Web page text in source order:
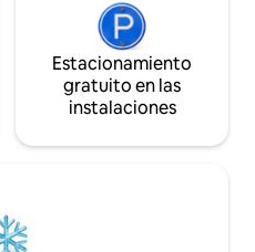
Estacionamiento
gratuito en las
instalaciones